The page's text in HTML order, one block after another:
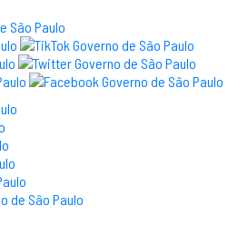
×
Museum
and Events
and Research